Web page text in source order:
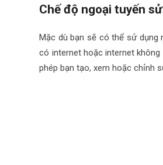
Chế độ ngoại tuyến
Mặc dù bạn sẽ có thể sử dụng
có internet hoặc internet
phép bạn tạo, xem hoặc chỉnh